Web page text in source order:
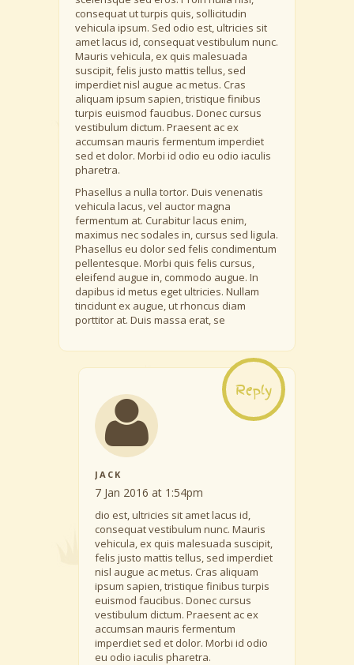
consequat ut turpis quis, sollicitudin
vehicula ipsum. Sed odio est, ultricies sit
amet lacus id, consequat vestibulum nunc.
Mauris vehicula, ex quis malesuada
suscipit, felis justo mattis tellus, sed
imperdiet nisl augue ac metus. Cras
aliquam ipsum sapien, tristique finibus
turpis euismod faucibus. Donec cursus
vestibulum dictum. Praesent ac ex
accumsan mauris fermentum imperdiet
sed et dolor. Morbi id odio eu odio iaculis
pharetra.
Phasellus a nulla tortor. Duis venenatis
vehicula lacus, vel auctor magna
fermentum at. Curabitur lacus enim,
maximus nec sodales in, cursus sed ligula.
Phasellus eu dolor sed felis condimentum
pellentesque. Morbi quis felis cursus,
eleifend augue in, commodo augue. In
dapibus id metus eget ultricies. Nullam
tincidunt ex augue, ut rhoncus diam
porttitor at. Duis massa erat, se
JACK
7 Jan 2016 at 1:54pm
Reply
dio est, ultricies sit amet lacus id,
consequat vestibulum nunc. Mauris
vehicula, ex quis malesuada suscipit,
felis justo mattis tellus, sed imperdiet
nisl augue ac metus. Cras aliquam
ipsum sapien, tristique finibus turpis
euismod faucibus. Donec cursus
vestibulum dictum. Praesent ac ex
accumsan mauris fermentum
imperdiet sed et dolor. Morbi id odio
eu odio iaculis pharetra.